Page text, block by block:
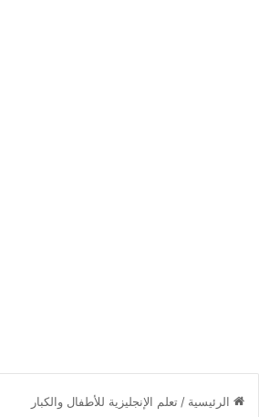
الرئيسية / تعلم الإنجليزية للأطفال والكبار